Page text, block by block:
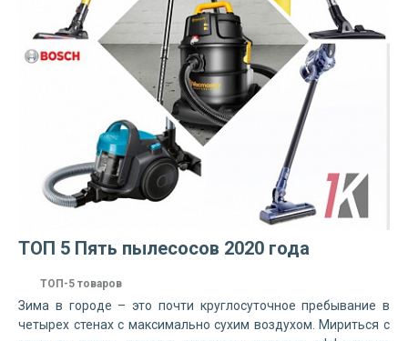
ТОП 5 Пять пылесосов 2020 года
ТОП-5 товаров
Зима в городе – это почти круглосуточное пребывание в
четырех стенах с максимально сухим воздухом. Мириться с